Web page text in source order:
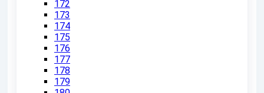
172
173
174
175
176
177
178
179